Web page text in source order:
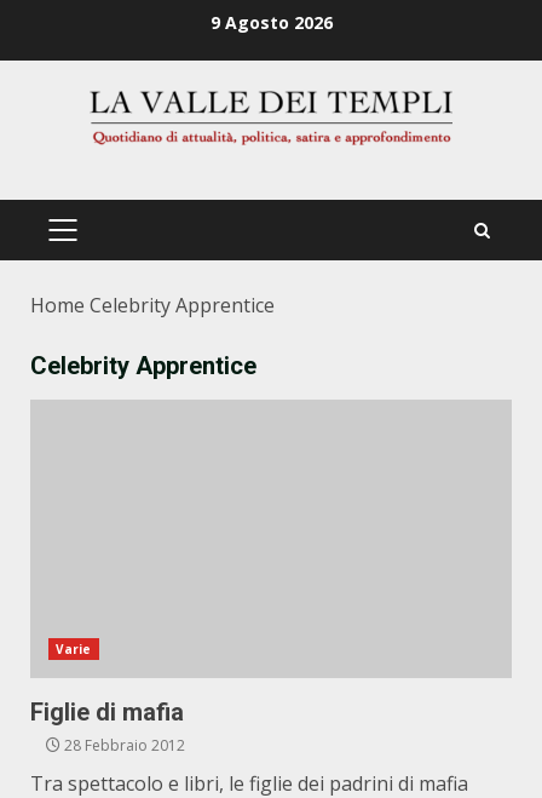
9 Agosto 2026
PRIMÄRES
Home Celebrity Apprentice
Celebrity Apprentice
Varie
Figlie di mafia
28 Febbraio 2012
Tra spettacolo e libri, le figlie dei padrini di mafia